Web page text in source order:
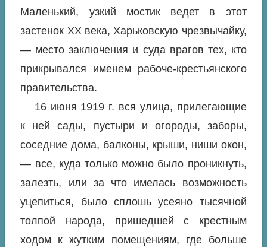
Маленький, узкий мостик ведет в этот
застенок XX века, Харьковскую чрезвычайку,
— место заключения и суда врагов тех, кто
прикрывался именем рабоче-крестьянского
правительства.
16 июня 1919 г. вся улица, прилегающие
к ней сады, пустыри и огороды, заборы,
соседние дома, балконы, крыши, ниши окон,
— все, куда только можно было проникнуть,
залезть, или за что имелась возможность
уцепиться, было сплошь усеяно тысячной
толпой народа, пришедшей с крестным
ходом к жутким помещениям, где больше